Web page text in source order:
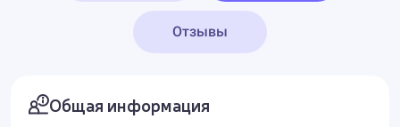
Отзывы
Общая информация